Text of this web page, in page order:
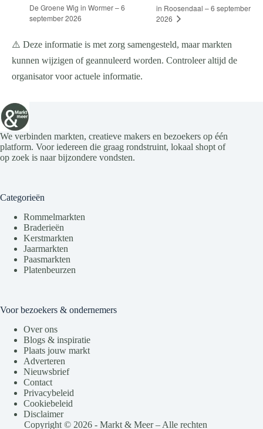
De Groene Wig in Wormer – 6
september 2026
in Roosendaal – 6 september
2026
⚠️ Deze informatie is met zorg samengesteld, maar markten
kunnen wijzigen of geannuleerd worden. Controleer altijd de
organisator voor actuele informatie.
We verbinden markten, creatieve makers en bezoekers op één
platform. Voor iedereen die graag rondstruint, lokaal shopt of
op zoek is naar bijzondere vondsten.
Categorieën
Rommelmarkten
Braderieën
Kerstmarkten
Jaarmarkten
Paasmarkten
Platenbeurzen
Voor bezoekers & ondernemers
Over ons
Blogs & inspiratie
Plaats jouw markt
Adverteren
Nieuwsbrief
Contact
Privacybeleid
Cookiebeleid
Disclaimer
Copyright © 2026 - Markt & Meer – Alle rechten